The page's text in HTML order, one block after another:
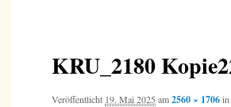
KRU_2180
Veröffentlicht 19. Mai 2025 am2560 × 1706in